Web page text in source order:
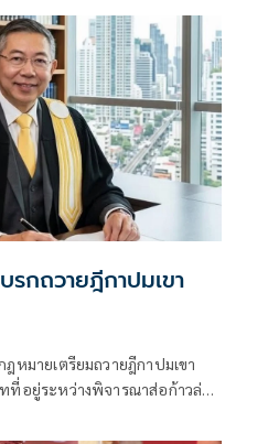
กถวายฎีกาปมเขา
หมายเตรียมถวายฎีกาปมเขา
ที่อยู่ระหว่างพิจารณาส่อก้าวล่วง